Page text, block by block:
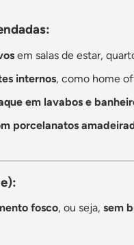
em salas de estar,
internos, como home
em lavabos e
porcelanatos
fosco, ou seja, sem